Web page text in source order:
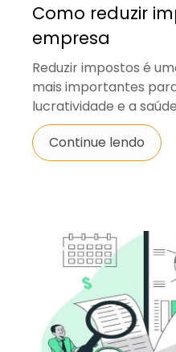
Como reduzir
empresa
Reduzir impostos é
mais importantes
lucratividade e a
Continue lendo